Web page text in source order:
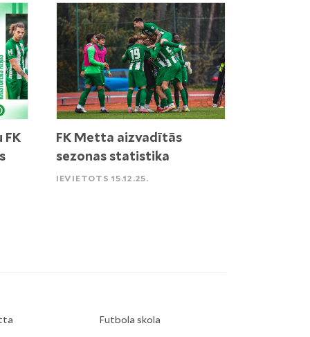
FK
FK Metta aizvadītās
sezonas statistika
IEVIETOTS 15.12.25.
Futbola skola